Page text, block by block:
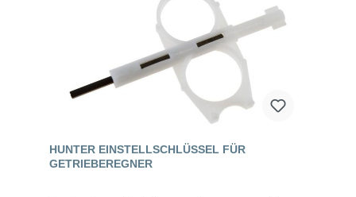
HUNTER EINSTELLSCHLÜSSEL FÜR
GETRIEBEREGNER